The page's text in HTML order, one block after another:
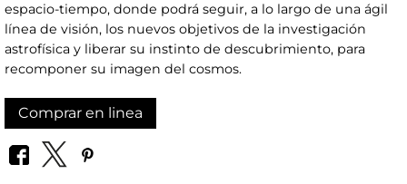
espacio-tiempo, donde podrá seguir, a lo largo de una ágil
línea de visión, los nuevos objetivos de la investigación
astrofísica y liberar su instinto de descubrimiento, para
recomponer su imagen del cosmos.
Comprar en linea